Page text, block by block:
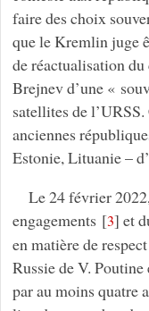
faire des choix
que le Kremlin juge
de réactualisation
Brejnev d’une «
satellites de
anciennes
Estonie, Lituanie –
Le 24 février
engagements [3] et
en matière de
Russie de V.
par au moins quatre